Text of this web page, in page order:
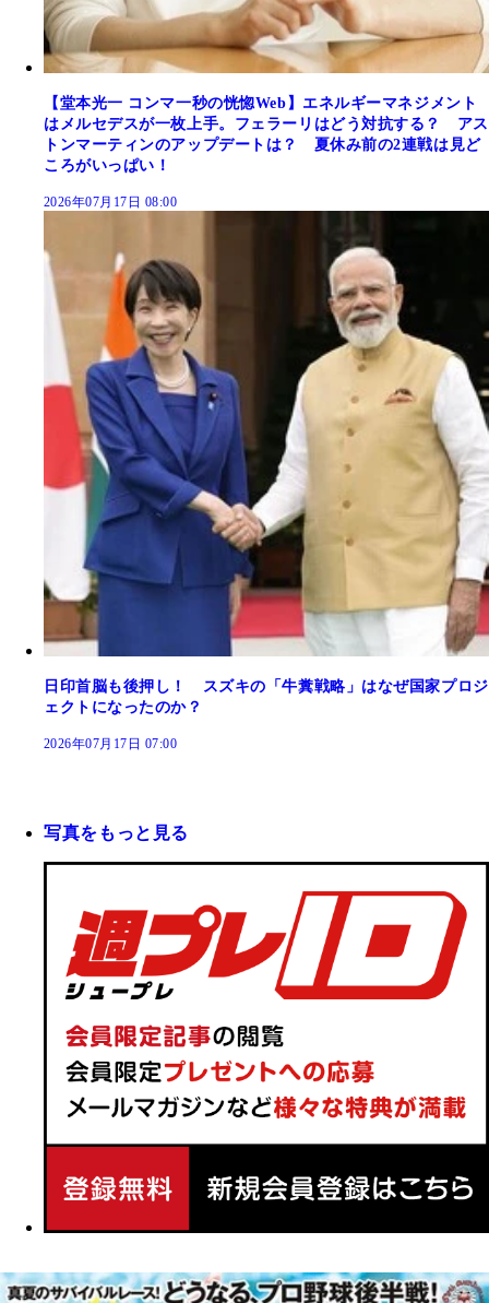
【堂本光一 コンマ一秒の恍惚Web】エネルギーマネジメント
はメルセデスが一枚上手。フェラーリはどう対抗する？ アス
トンマーティンのアップデートは？ 夏休み前の2連戦は見ど
ころがいっぱい！
2026年07月17日 08:00
日印首脳も後押し！ スズキの「牛糞戦略」はなぜ国家プロジ
ェクトになったのか？
2026年07月17日 07:00
写真をもっと見る